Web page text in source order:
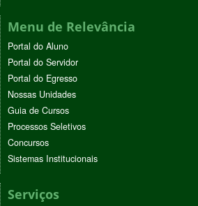
Menu de Relevância
Portal do Aluno
Portal do Servidor
Portal do Egresso
Nossas Unidades
Guia de Cursos
Processos Seletivos
Concursos
Sistemas Institucionais
Serviços